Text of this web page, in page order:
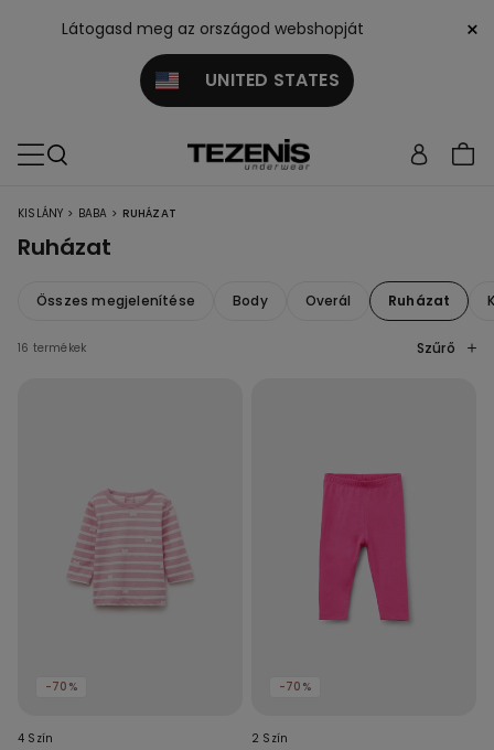
Látogasd meg az országod webshopját
UNITED STATES
×
KISLÁNY > BABA > RUHÁZAT
Ruházat
Összes megjelenítése Body Overál Ruházat
16 termékek Szűrő
-70%
4 Szín
-70%
2 Szín